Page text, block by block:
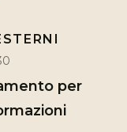
per